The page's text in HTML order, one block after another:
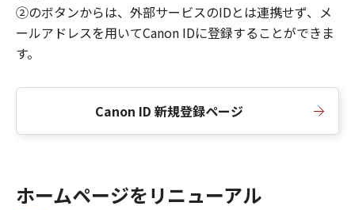
②のボタンからは、外部サービスのIDとは連携せず、メ
ールアドレスを用いてCanon IDに登録することができま
す。
Canon ID 新規登録ページ
ホームページをリニューアル